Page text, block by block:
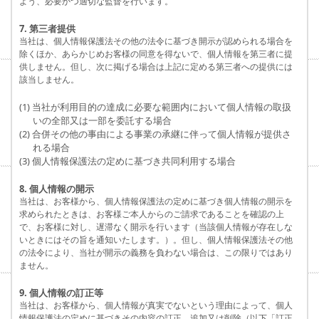
7. 第三者提供
当社は、個人情報保護法その他の法令に基づき開示が認められる場合を
除くほか、あらかじめお客様の同意を得ないで、個人情報を第三者に提
供しません。但し、次に掲げる場合は上記に定める第三者への提供には
該当しません。
(1) 当社が利用目的の達成に必要な範囲内において個人情報の取扱
いの全部又は一部を委託する場合
(2) 合併その他の事由による事業の承継に伴って個人情報が提供さ
れる場合
(3) 個人情報保護法の定めに基づき共同利用する場合
8. 個人情報の開示
当社は、お客様から、個人情報保護法の定めに基づき個人情報の開示を
求められたときは、お客様ご本人からのご請求であることを確認の上
で、お客様に対し、遅滞なく開示を行います（当該個人情報が存在しな
いときにはその旨を通知いたします。）。但し、個人情報保護法その他
の法令により、当社が開示の義務を負わない場合は、この限りではあり
ません。
9. 個人情報の訂正等
当社は、お客様から、個人情報が真実でないという理由によって、個人